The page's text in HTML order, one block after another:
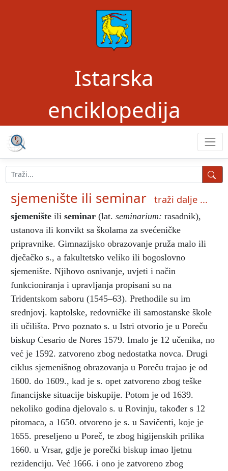
Istarska
enciklopedija
sjemenište ili seminar traži dalje ...
sjemenište ili seminar (lat. seminarium: rasadnik),
ustanova ili konvikt sa školama za svećeničke
pripravnike. Gimnazijsko obrazovanje pruža malo ili
dječačko s., a fakultetsko veliko ili bogoslovno
sjemenište. Njihovo osnivanje, uvjeti i način
funkcioniranja i upravljanja propisani su na
Tridentskom saboru (1545–63). Prethodile su im
srednjovj. kaptolske, redovničke ili samostanske škole
ili učilišta. Prvo poznato s. u Istri otvorio je u Poreču
biskup Cesario de Nores 1579. Imalo je 12 učenika, no
već je 1592. zatvoreno zbog nedostatka novca. Drugi
ciklus sjemenišnog obrazovanja u Poreču trajao je od
1600. do 1609., kad je s. opet zatvoreno zbog teške
financijske situacije biskupije. Potom je od 1639.
nekoliko godina djelovalo s. u Rovinju, također s 12
pitomaca, a 1650. otvoreno je s. u Savičenti, koje je
1655. preseljeno u Poreč, te zbog higijenskih prilika
1660. u Vrsar, gdje je porečki biskup imao ljetnu
rezidenciju. Već 1666. i ono je zatvoreno zbog